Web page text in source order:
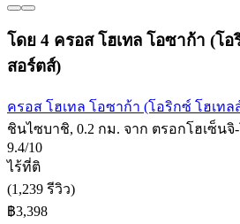
โดย 4 ครอส โฮเทล โอซาก้า (โ
สอร์ตส์)
ครอส โฮเทล โอซาก้า (โอริกซ์ โฮเท
ชินไซบาชิ, 0.2 กม. จาก ตรอกโฮเซ็นจิ
9.4/10
ไร้ที่ติ
(1,239 รีวิว)
฿3,398